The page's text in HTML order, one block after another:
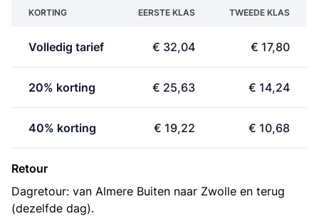
KORTING EERSTE KLAS TWEEDE KLAS
Volledig tarief € 32,04 € 17,80
20% korting € 25,63 € 14,24
40% korting € 19,22 € 10,68
Retour
Dagretour: van Almere Buiten naar Zwolle en terug
(dezelfde dag).